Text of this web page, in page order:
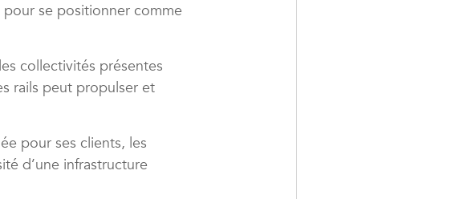
se positionner comme
collectivités présentes
rails peut propulser et
pour ses clients, les
d’une infrastructure